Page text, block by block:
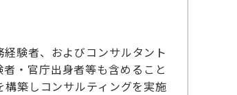
験者、およびコンサルタント
・官庁出身者等も含めること
築しコンサルティングを実施